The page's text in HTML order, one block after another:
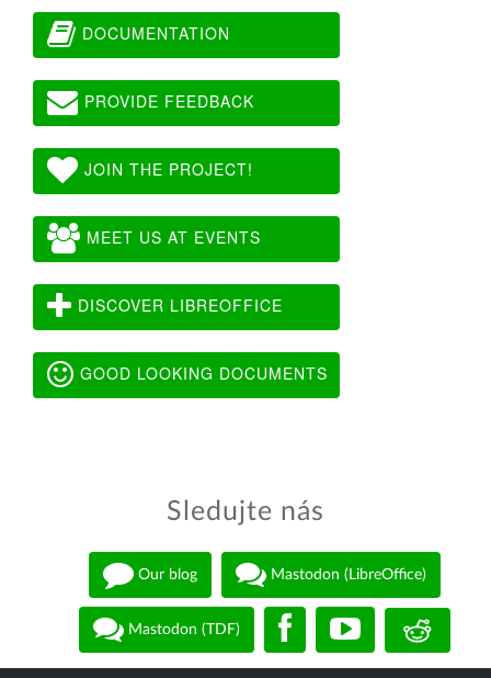
DOCUMENTATION
PROVIDE FEEDBACK
JOIN THE PROJECT!
MEET US AT EVENTS
DISCOVER LIBREOFFICE
GOOD LOOKING DOCUMENTS
Sledujte nás
Our blog Mastodon (LibreOffice)
Mastodon (TDF)